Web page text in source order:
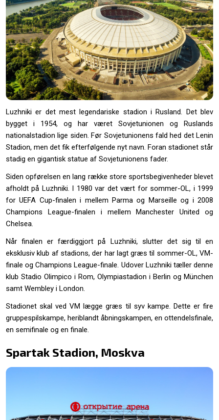
Luzhniki er det mest legendariske stadion i Rusland. Det blev
bygget i 1954, og har været Sovjetunionen og Ruslands
nationalstadion lige siden. Før Sovjetunionens fald hed det Lenin
Stadion, men det fik efterfølgende nyt navn. Foran stadionet står
stadig en gigantisk statue af Sovjetunionens fader.
Siden opførelsen en lang række store sportsbegivenheder blevet
afholdt på Luzhniki. I 1980 var det vært for sommer-OL, i 1999
for UEFA Cup-finalen i mellem Parma og Marseille og i 2008
Champions League-finalen i mellem Manchester United og
Chelsea.
Når finalen er færdiggjort på Luzhniki, slutter det sig til en
eksklusiv klub af stadions, der har lagt græs til sommer-OL, VM-
finale og Champions League-finale. Udover Luzhniki tæller denne
klub Stadio Olimpico i Rom, Olympiastadion i Berlin og München
samt Wembley i London.
Stadionet skal ved VM lægge græs til syv kampe. Dette er fire
gruppespilskampe, heriblandt åbningskampen, en ottendelsfinale,
en semifinale og en finale.
Spartak Stadion, Moskva